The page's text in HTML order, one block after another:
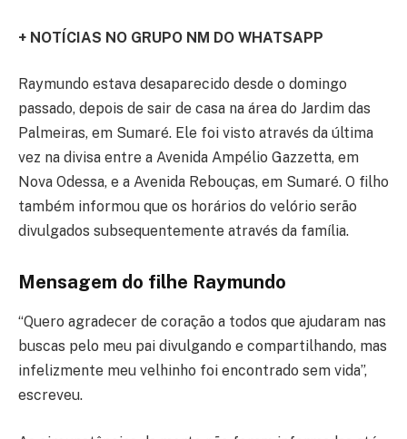
+ NOTÍCIAS NO GRUPO NM DO WHATSAPP
Raymundo estava desaparecido desde o domingo
passado, depois de sair de casa na área do Jardim das
Palmeiras, em Sumaré. Ele foi visto através da última
vez na divisa entre a Avenida Ampélio Gazzetta, em
Nova Odessa, e a Avenida Rebouças, em Sumaré. O filho
também informou que os horários do velório serão
divulgados subsequentemente através da família.
Mensagem do filhe Raymundo
“Quero agradecer de coração a todos que ajudaram nas
buscas pelo meu pai divulgando e compartilhando, mas
infelizmente meu velhinho foi encontrado sem vida”,
escreveu.